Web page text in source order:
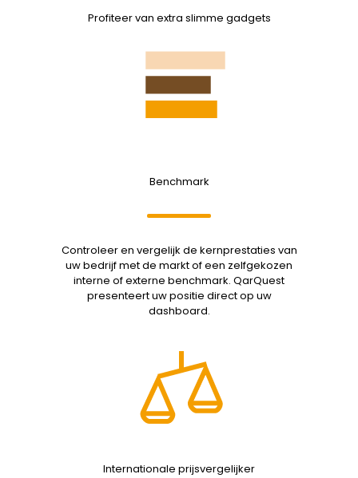
Profiteer van extra slimme gadgets
Benchmark
Controleer en vergelijk de kernprestaties van
uw bedrijf met de markt of een zelfgekozen
interne of externe benchmark. QarQuest
presenteert uw positie direct op uw
dashboard.
Internationale prijsvergelijker